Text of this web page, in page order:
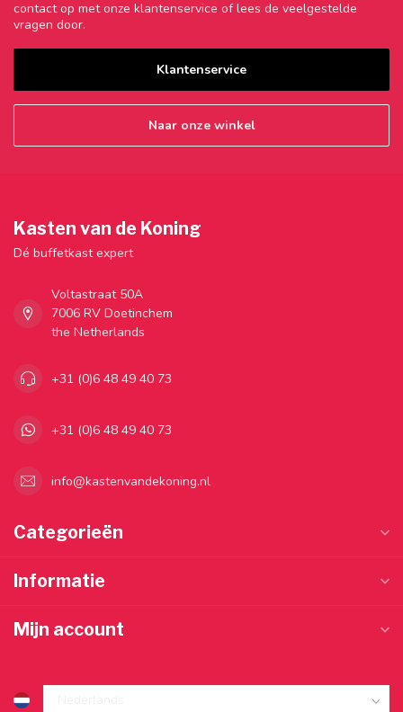
contact op met onze klantenservice of lees de veelgestelde
vragen door.
Klantenservice
Naar onze winkel
Kasten van de Koning
Dé buffetkast expert
Voltastraat 50A
7006 RV Doetinchem
the Netherlands
+31 (0)6 48 49 40 73
+31 (0)6 48 49 40 73
info@kastenvandekoning.nl
Categorieën
Informatie
Mijn account